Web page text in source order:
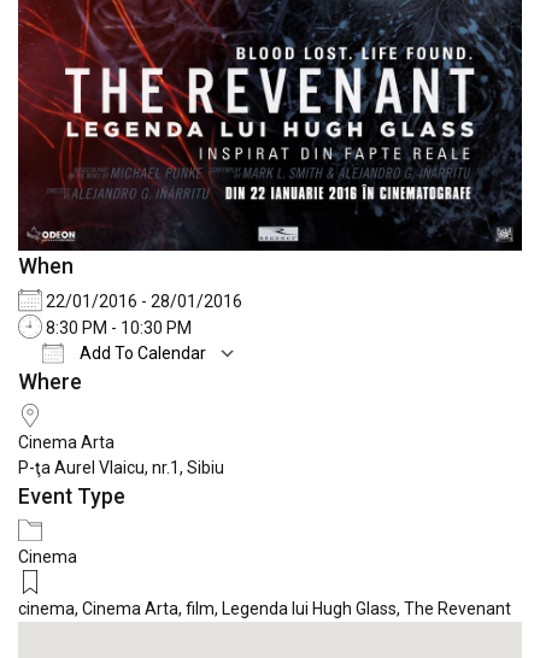
When
22/01/2016 - 28/01/2016
8:30 PM - 10:30 PM
Add To Calendar
Download ICS
Where
Cinema Arta
P-ţa Aurel Vlaicu, nr.1, Sibiu
Event Type
Cinema
cinema, Cinema Arta, film, Legenda lui Hugh Glass, The Revenant